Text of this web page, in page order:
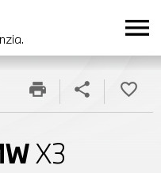
menu
X3
print share favorite_border